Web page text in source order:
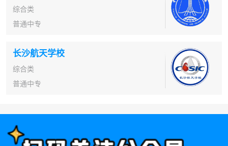
综合类
普通中专
长沙航天学校
综合类
普通中专